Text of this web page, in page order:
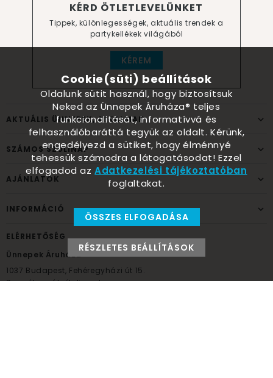
KÉRD ÖTLETLEVELÜNKET
Tippek, különlegességek, aktuális trendek a
partykellékek világából
KÉREM
AKTUÁLIS ÜNNEPEK, ALKALMAK
SZÁMOS SZÜLINAP
AJÁNLATOK
INFORMÁCIÓ
ELÉRHETŐSÉG
Ünnepek Áruháza
1037 Budapest, Fehéregyházi út 15.
Személyes átvételi pont
Cookie(süti) beállítások
Oldalunk sütit használ, hogy biztosítsuk
Neked az Ünnepek Áruháza® teljes
funkcionalitását, informatívvá és
felhasználóbaráttá tegyük az oldalt. Kérünk,
engedélyezd a sütiket, hogy élménnyé
tehessük számodra a látogatásodat! Ezzel
elfogadod azAdatkezelési tájékoztatóban
foglaltakat.
ÖSSZES ELFOGADÁSA
RÉSZLETES BEÁLLÍTÁSOK